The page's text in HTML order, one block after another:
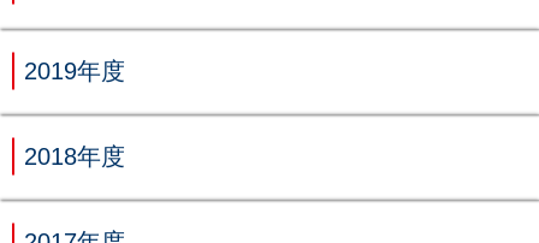
2019年度
2018年度